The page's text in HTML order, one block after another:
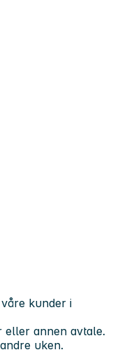
kunder i
eller annen avtale.
uken.